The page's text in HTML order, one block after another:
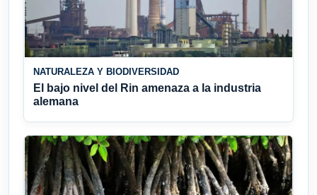
NATURALEZA Y BIODIVERSIDAD
El bajo nivel del Rin amenaza a la industria
alemana